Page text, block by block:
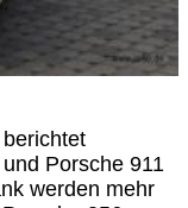
Porsche 911
werden mehr